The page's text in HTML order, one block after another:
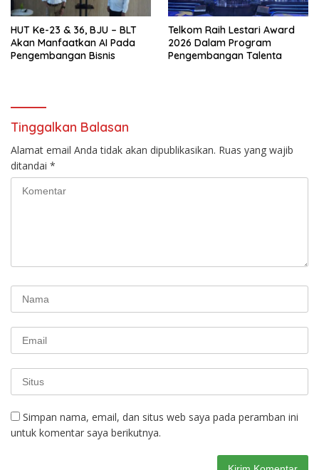
HUT Ke-23 & 36, BJU – BLT
Akan Manfaatkan AI Pada
Pengembangan Bisnis
Telkom Raih Lestari Award
2026 Dalam Program
Pengembangan Talenta
Tinggalkan Balasan
Alamat email Anda tidak akan dipublikasikan. Ruas yang wajib
ditandai *
Simpan nama, email, dan situs web saya pada peramban ini
untuk komentar saya berikutnya.